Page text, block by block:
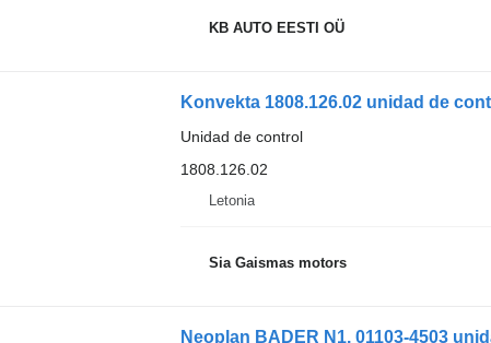
KB AUTO EESTI OÜ
Konvekta 1808.126.02 unidad de
Unidad de control
1808.126.02
Letonia
Sia Gaismas motors
Neoplan BADER N1. 01103-4503